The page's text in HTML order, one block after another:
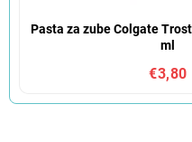
Pasta za zube Colgate
ml
€3,80